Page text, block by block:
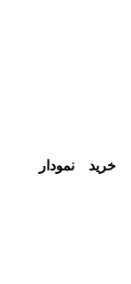
نمودار
خرید